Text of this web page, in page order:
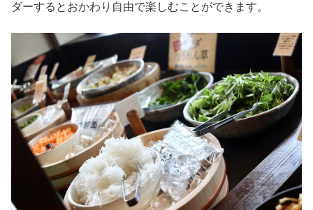
ダーするとおかわり自由で楽しむことができます。